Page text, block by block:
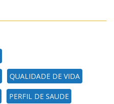
QUALIDADE DE VIDA
PERFIL DE SAUDE